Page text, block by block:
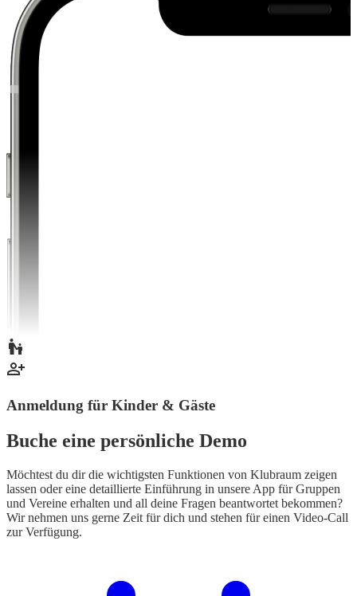
Anmeldung für Kinder & Gäste
Buche eine persönliche Demo
Möchtest du dir die wichtigsten Funktionen von Klubraum zeigen
lassen oder eine detaillierte Einführung in unsere App für Gruppen
und Vereine erhalten und all deine Fragen beantwortet bekommen?
Wir nehmen uns gerne Zeit für dich und stehen für einen Video-Call
zur Verfügung.